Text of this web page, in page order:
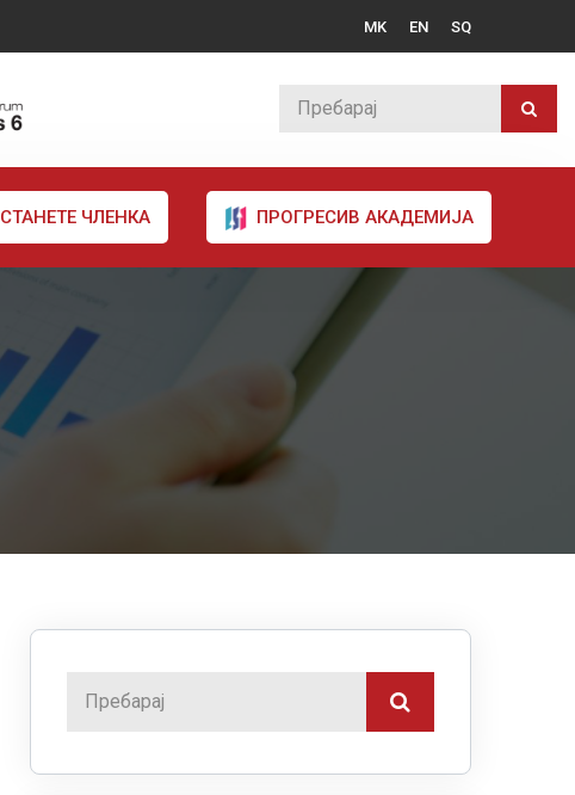
MK EN SQ
СТАНЕТЕ ЧЛЕНКА ПРОГРЕСИВ АКАДЕМИЈА